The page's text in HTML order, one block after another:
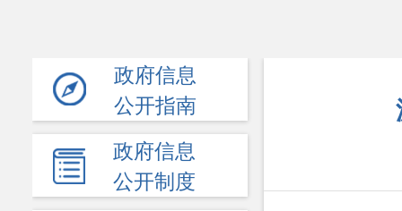
政府信息
公开指南
政府信息
公开制度